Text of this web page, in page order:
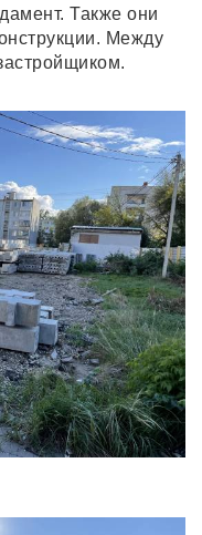
Также они
Между